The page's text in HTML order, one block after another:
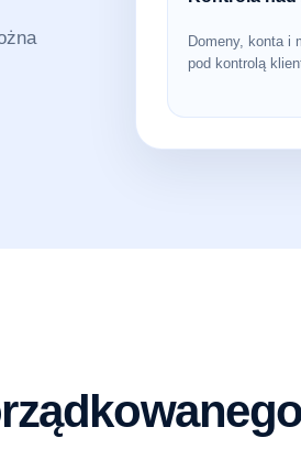
Domeny, konta i
pod kontrolą